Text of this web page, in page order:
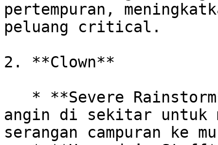
pertempuran,
peluang critical.
2. **Clown**
angin di sekitar untuk
serangan campuran ke